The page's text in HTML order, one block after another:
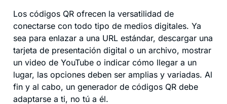
Los códigos QR ofrecen la versatilidad de
conectarse con todo tipo de medios digitales. Ya
sea para enlazar a una URL estándar, descargar una
tarjeta de presentación digital o un archivo, mostrar
un video de YouTube o indicar cómo llegar a un
lugar, las opciones deben ser amplias y variadas. Al
fin y al cabo, un generador de códigos QR debe
adaptarse a ti, no tú a él.